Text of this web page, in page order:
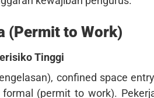
(Permit to Work)
Tinggi
confined space
(permit to work).